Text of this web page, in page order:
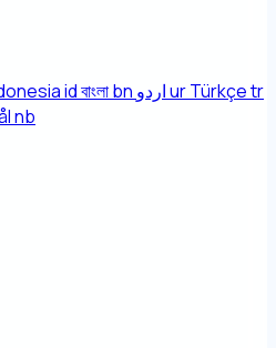
idবাংলাbn اردوurTürkçetr
nb